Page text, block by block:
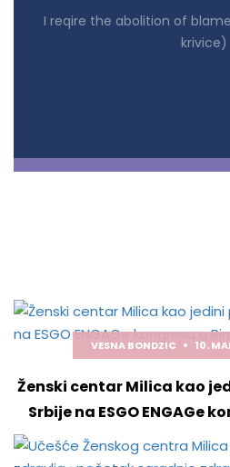
I reqire the abolition of
krivice)
VESNA BONDZIC 10.
Ženski centar Milica kao
Srbije na ESGO ENGAGe